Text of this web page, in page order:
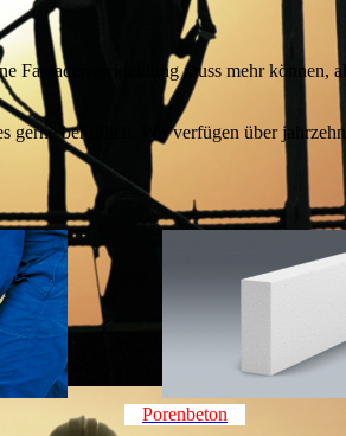
Fassadenverkleidung muss mehr können,
gerne behilflich.
Wir verfügen über
Porenbeton